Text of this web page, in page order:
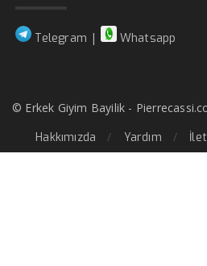
Telegram | Whatsapp
© Erkek Giyim Bayilik -
Hakkımızda
Yardım